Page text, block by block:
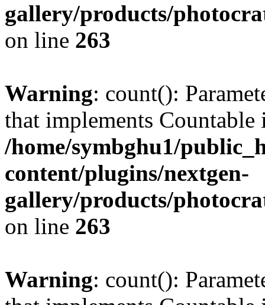
gallery/products/
on line 263
Warning: count():
that implements Countable
/home/symbghu1/
content/plugins/nextgen-
gallery/products/
on line 263
Warning: count():